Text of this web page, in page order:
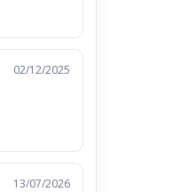
02/12/2025
13/07/2026